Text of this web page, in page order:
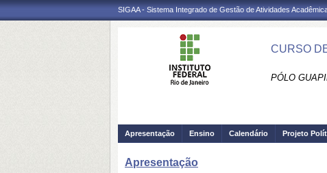
SIGAA - Sistema Integrado de Gestão de Atividades
CURSO
PÓLO
Apresentação Ensino Calendário Projeto
Apresentação